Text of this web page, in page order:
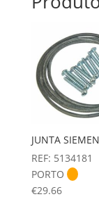
JUNTA
REF: 5134181
PORTO
€29.66